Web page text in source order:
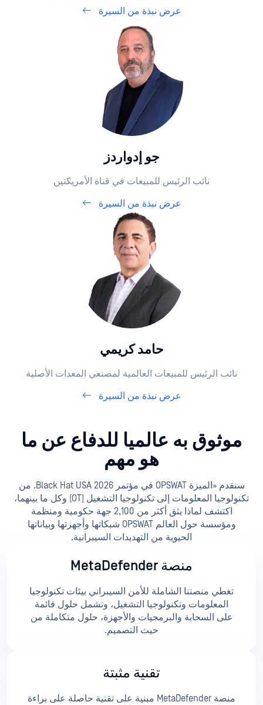
عرض نبذة من السيرة
جو إدواردز
نائب الرئيس للمبيعات في قناة الأمريكتين
عرض نبذة من السيرة
حامد كريمي
نائب الرئيس للمبيعات العالمية لمصنعي المعدات الأصلية
عرض نبذة من السيرة
موثوق به عالميا للدفاع عن ما
هو مهم
سنقدم «الميزة OPSWAT في مؤتمر Black Hat USA 2026. من
تكنولوجيا المعلومات إلى تكنولوجيا التشغيل (OT) وكل ما بينهما،
اكتشف لماذا يثق أكثر من 2,100 جهة حكومية ومنظمة
ومؤسسة حول العالم OPSWAT شبكاتها وأجهزتها وبياناتها
الحيوية من التهديدات السيبرانية.
منصة MetaDefender
تغطي منصتنا الشاملة للأمن السيبراني بيئات تكنولوجيا
المعلومات وتكنولوجيا التشغيل، وتشمل حلول قائمة
على السحابة والبرمجيات والأجهزة، حلول متكاملة من
حيث التصميم.
تقنية مثبتة
منصة MetaDefender مبنية على تقنية حاصلة على براءة